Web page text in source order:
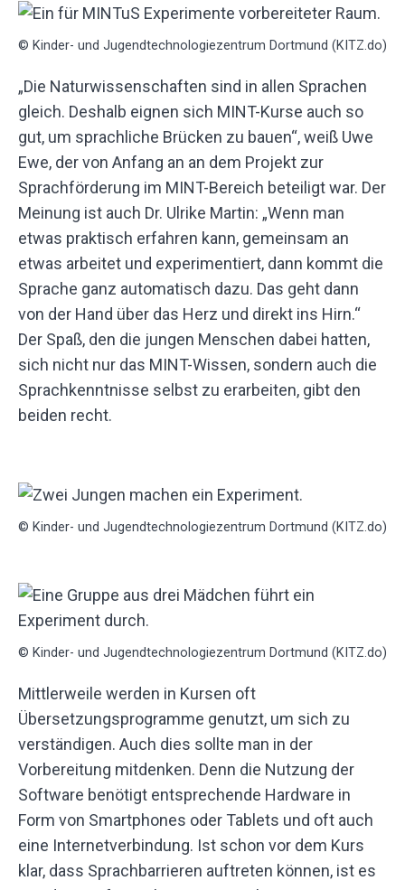
© Kinder- und Jugendtechnologiezentrum Dortmund (KITZ.do)
„Die Naturwissenschaften sind in allen Sprachen
gleich. Deshalb eignen sich MINT-Kurse auch so
gut, um sprachliche Brücken zu bauen“, weiß Uwe
Ewe, der von Anfang an an dem Projekt zur
Sprachförderung im MINT-Bereich beteiligt war. Der
Meinung ist auch Dr. Ulrike Martin: „Wenn man
etwas praktisch erfahren kann, gemeinsam an
etwas arbeitet und experimentiert, dann kommt die
Sprache ganz automatisch dazu. Das geht dann
von der Hand über das Herz und direkt ins Hirn.“
Der Spaß, den die jungen Menschen dabei hatten,
sich nicht nur das MINT-Wissen, sondern auch die
Sprachkenntnisse selbst zu erarbeiten, gibt den
beiden recht.
© Kinder- und Jugendtechnologiezentrum Dortmund (KITZ.do)
© Kinder- und Jugendtechnologiezentrum Dortmund (KITZ.do)
Mittlerweile werden in Kursen oft
Übersetzungsprogramme genutzt, um sich zu
verständigen. Auch dies sollte man in der
Vorbereitung mitdenken. Denn die Nutzung der
Software benötigt entsprechende Hardware in
Form von Smartphones oder Tablets und oft auch
eine Internetverbindung. Ist schon vor dem Kurs
klar, dass Sprachbarrieren auftreten können, ist es